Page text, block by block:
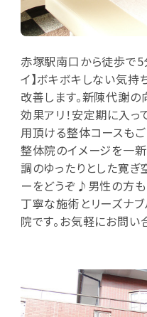
赤塚駅南口から徒歩で5
イ】ボキボキしない気持
改善します。新陳代謝
効果アリ！安定期に入
用頂ける整体コースもご
整体院のイメージを一
調のゆったりとした寛ぎ
ーをどうぞ♪男性の方も
丁寧な施術とリーズナ
院です。お気軽にお問